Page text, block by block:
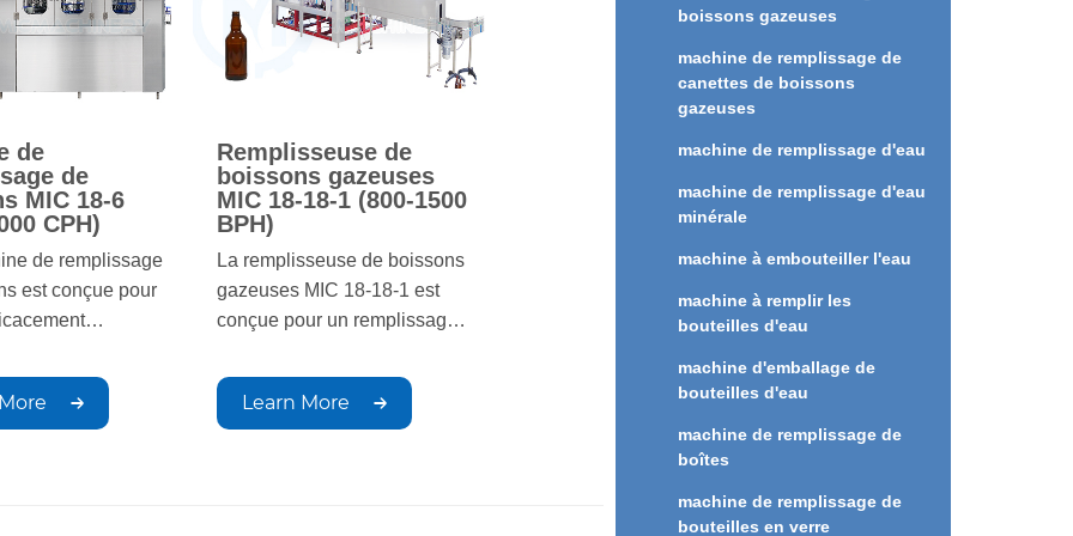
boissons gazeuses
machine de remplissage de
canettes de boissons
gazeuses
machine de remplissage d'eau
machine de remplissage d'eau
minérale
machine à embouteiller l'eau
machine à remplir les
bouteilles d'eau
machine d'emballage de
bouteilles d'eau
machine de remplissage de
boîtes
machine de remplissage de
bouteilles en verre
constante, tout en respectant
les normes industrielles.
de
de
MIC 18-6
CPH)
de remplissage
est conçue pour
divers
un
Remplisseuse de
boissons gazeuses
MIC 18-18-1 (800-1500
BPH)
La remplisseuse de boissons
gazeuses MIC 18-18-1 est
conçue pour un remplissage
constante et production
efficace. Idéale pour les
Learn More